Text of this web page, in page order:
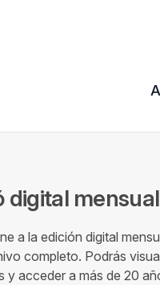
digital mensual
a la edición digital
completo. Podrás
y acceder a más de 20